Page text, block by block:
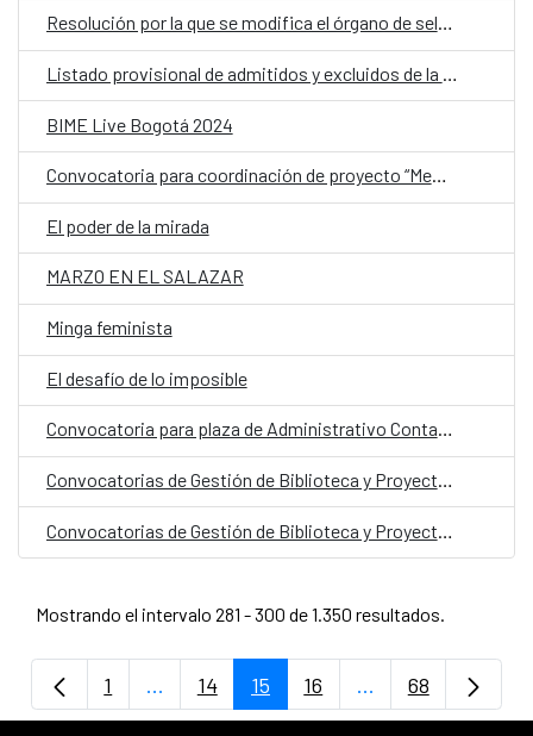
Resolución por la que se modifica el órgano de selección correspondiente a la convocatoria para el ingreso como personal fijo en el Centro Cultural de España en Paraguay
Listado provisional de admitidos y excluidos de la convocatoria para plaza de administrativo contable CCE Paraguay
BIME Live Bogotá 2024
Convocatoria para coordinación de proyecto “Memoria democrática, archivos y sitios de la resistencia y los derechos humanos en Paraguay”
El poder de la mirada
MARZO EN EL SALAZAR
Minga feminista
El desafío de lo imposible
Convocatoria para plaza de Administrativo Contable CCE Paraguay
Convocatorias de Gestión de Biblioteca y Proyectos Culturales
Mostrando el intervalo 281 - 300 de 1.350 resultados.
Página
1 ...Páginas intermedias Use TAB para
Página
14 Página
15 Página
16 ...PáginasPágina
68